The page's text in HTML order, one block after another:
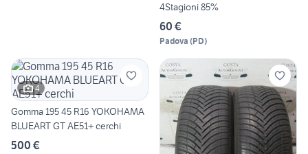
4Stagioni 85%
60 €
Padova (PD)
4
Gomma 195 45 R16 YOKOHAMA
BLUEART GT AE51+ cerchi
500 €